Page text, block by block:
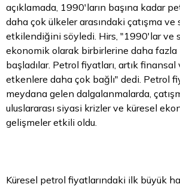
açıklamada, 1990'ların başına kadar
daha çok ülkeler arasındaki çatışma ve
etkilendiğini söyledi. Hirs, "1990'lar ve
ekonomik olarak birbirlerine daha fazla
başladılar. Petrol fiyatları, artık
etkenlere daha çok bağlı" dedi. Petrol
meydana gelen dalgalanmalarda,
uluslararası siyasi krizler ve küresel
gelişmeler etkili oldu.
Küresel petrol fiyatlarındaki ilk büyük